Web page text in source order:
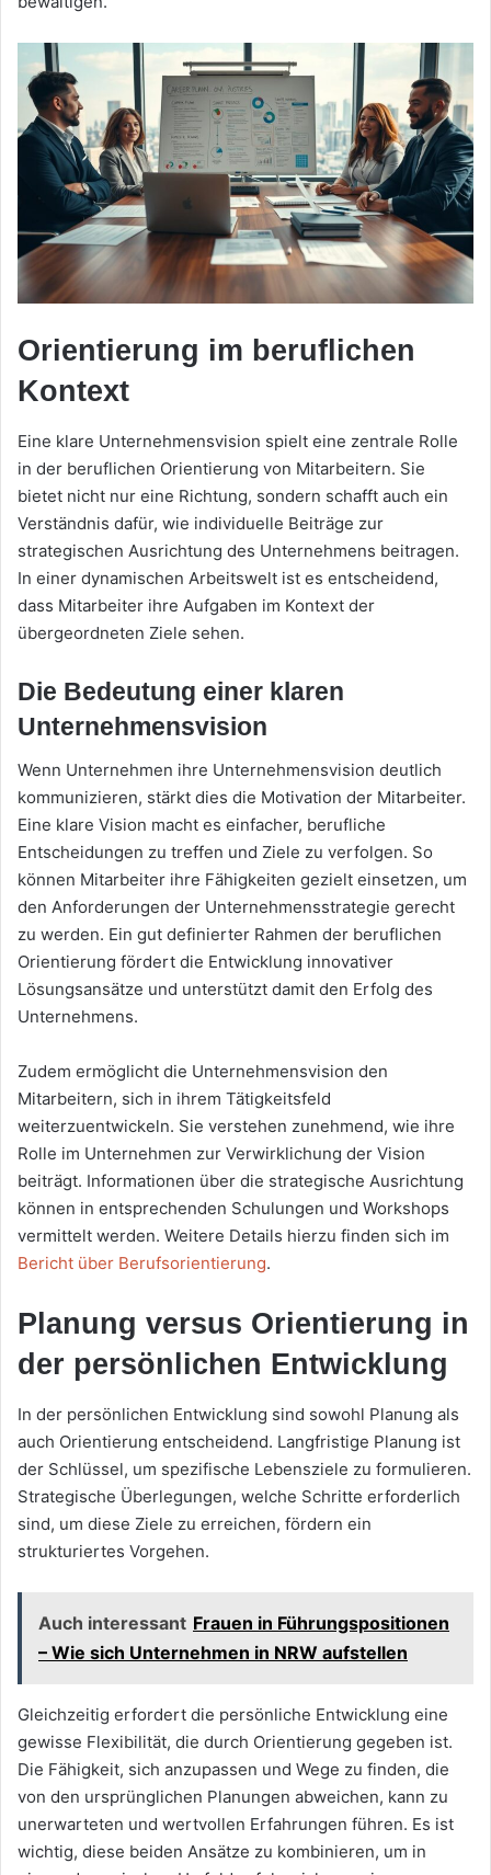
Orientierung im beruflichen
Kontext
Eine klare Unternehmensvision spielt eine zentrale Rolle
in der beruflichen Orientierung von Mitarbeitern. Sie
bietet nicht nur eine Richtung, sondern schafft auch ein
Verständnis dafür, wie individuelle Beiträge zur
strategischen Ausrichtung des Unternehmens beitragen.
In einer dynamischen Arbeitswelt ist es entscheidend,
dass Mitarbeiter ihre Aufgaben im Kontext der
übergeordneten Ziele sehen.
Die Bedeutung einer klaren
Unternehmensvision
Wenn Unternehmen ihre Unternehmensvision deutlich
kommunizieren, stärkt dies die Motivation der Mitarbeiter.
Eine klare Vision macht es einfacher, berufliche
Entscheidungen zu treffen und Ziele zu verfolgen. So
können Mitarbeiter ihre Fähigkeiten gezielt einsetzen, um
den Anforderungen der Unternehmensstrategie gerecht
zu werden. Ein gut definierter Rahmen der beruflichen
Orientierung fördert die Entwicklung innovativer
Lösungsansätze und unterstützt damit den Erfolg des
Unternehmens.
Zudem ermöglicht die Unternehmensvision den
Mitarbeitern, sich in ihrem Tätigkeitsfeld
weiterzuentwickeln. Sie verstehen zunehmend, wie ihre
Rolle im Unternehmen zur Verwirklichung der Vision
beiträgt. Informationen über die strategische Ausrichtung
können in entsprechenden Schulungen und Workshops
vermittelt werden. Weitere Details hierzu finden sich im
Bericht über Berufsorientierung.
Planung versus Orientierung in
der persönlichen Entwicklung
In der persönlichen Entwicklung sind sowohl Planung als
auch Orientierung entscheidend. Langfristige Planung ist
der Schlüssel, um spezifische Lebensziele zu formulieren.
Strategische Überlegungen, welche Schritte erforderlich
sind, um diese Ziele zu erreichen, fördern ein
strukturiertes Vorgehen.
Auch interessant Frauen in Führungspositionen
– Wie sich Unternehmen in NRW aufstellen
Gleichzeitig erfordert die persönliche Entwicklung eine
gewisse Flexibilität, die durch Orientierung gegeben ist.
Die Fähigkeit, sich anzupassen und Wege zu finden, die
von den ursprünglichen Planungen abweichen, kann zu
unerwarteten und wertvollen Erfahrungen führen. Es ist
wichtig, diese beiden Ansätze zu kombinieren, um in